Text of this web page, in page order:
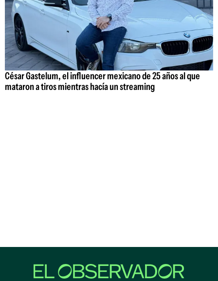
César Gastelum, el influencer mexicano de 25 años al que
mataron a tiros mientras hacía un streaming